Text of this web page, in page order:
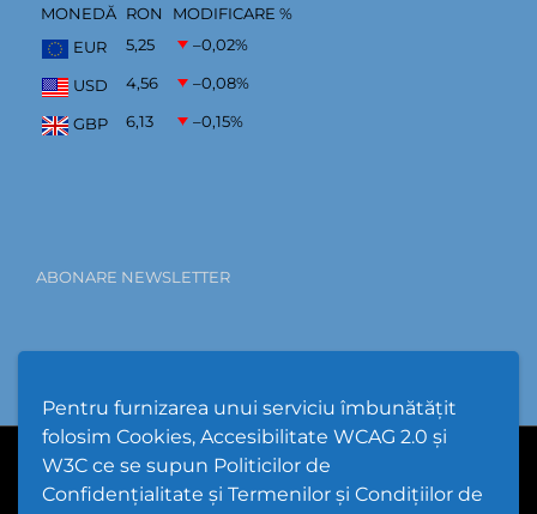
Pentru furnizarea unui serviciu îmbunătățit
folosim Cookies, Accesibilitate WCAG 2.0 și
W3C ce se supun Politicilor de
Confidențialitate și Termenilor și Condițiilor de
MONEDĂ RON
MODIFICARE %
EUR
5,25 –0,02%
USD 4,56 –0,08%
GBP 6,13 –0,15%
ABONARE NEWSLETTER
Hartă Website